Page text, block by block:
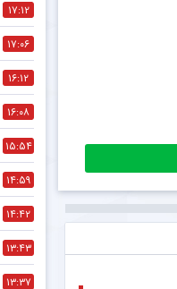
۱۷:۱۲
۱۷:۰۶
۱۶:۱۲
۱۶:۰۸
۱۵:۵۴
۱۴:۵۹
۱۴:۴۲
۱۳:۴۳
۱۳:۳۷